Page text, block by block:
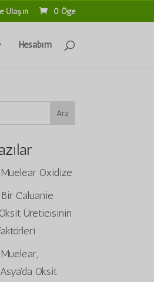
Ulaşın 0 Öge
Hesabım
Ara
Oxidize
Caluanie
Üreticisinin
Oksit